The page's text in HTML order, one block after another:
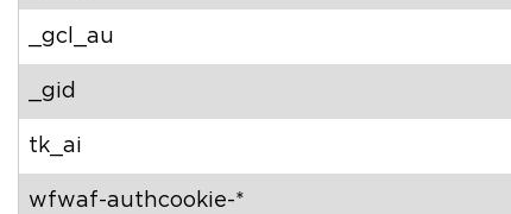
_gcl_au
_gid
tk_ai
wfwaf-authcookie-*